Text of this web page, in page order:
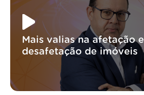
Mais valias na afetação e
desafetação de imóveis